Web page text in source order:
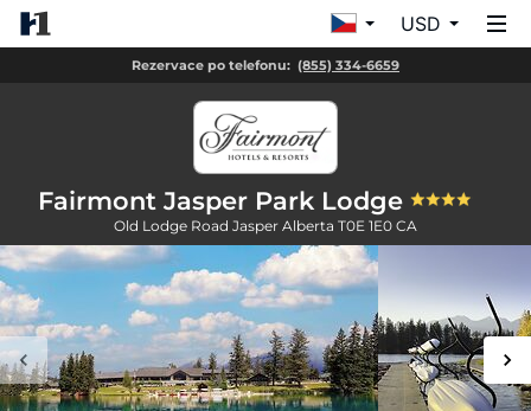
USD
Rezervace po telefonu: (855) 334-6659
Fairmont Jasper Park Lodge
Old Lodge Road Jasper Alberta T0E 1E0 CA